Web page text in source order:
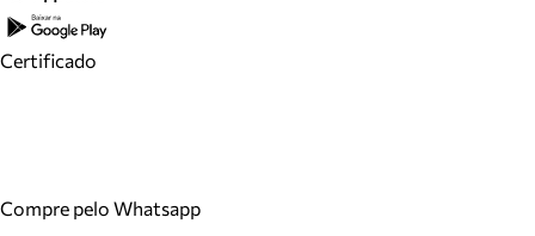
Certificado
Compre pelo Whatsapp